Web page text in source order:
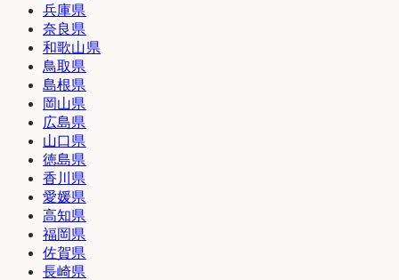
兵庫県
奈良県
和歌山県
鳥取県
島根県
岡山県
広島県
山口県
徳島県
香川県
愛媛県
高知県
福岡県
佐賀県
長崎県